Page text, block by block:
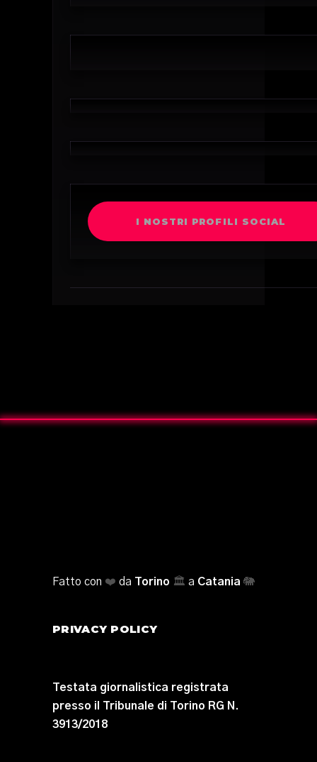
I NOSTRI PROFILI SOCIAL
Fatto con ❤️ da Torino 🏛️ a Catania 🐘
PRIVACY POLICY
Testata giornalistica registrata
presso il Tribunale di Torino RG N.
3913/2018